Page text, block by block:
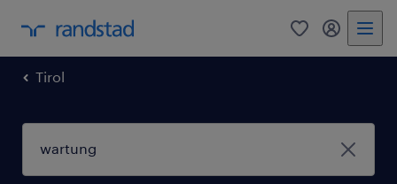
0 Mein
Tirol